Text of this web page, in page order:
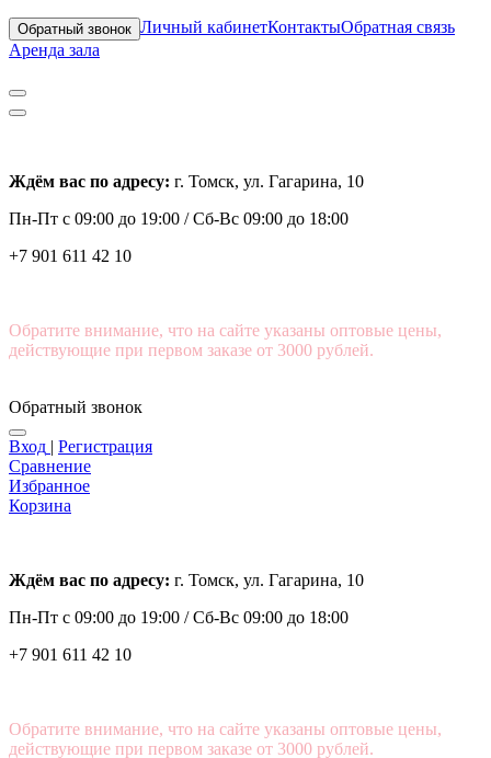
Обратный звонок Личный кабинетКонтактыОбратная связь
Аренда зала
Ждём вас по адресу: г. Томск, ул. Гагарина, 10
Пн-Пт с 09:00 до 19:00 /Сб-Вс 09:00 до 18:00
+7 901 611 42 10
Обратите внимание, что на сайте указаны оптовые цены,
действующие при первом заказе от 3000 рублей.
Обратный звонок
Вход | Регистрация
Сравнение
Избранное
Корзина
Ждём вас по адресу: г. Томск, ул. Гагарина, 10
Пн-Пт с 09:00 до 19:00 /Сб-Вс 09:00 до 18:00
+7 901 611 42 10
Обратите внимание, что на сайте указаны оптовые цены,
действующие при первом заказе от 3000 рублей.